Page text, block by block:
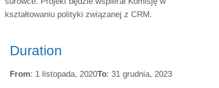
kształtowaniu polityki związanej z CRM.
Duration
From: 1 listopada, 2020To: 31 grudnia, 2023